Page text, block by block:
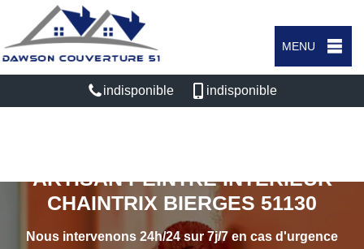
MENU
indisponible indisponible
ARTISAN PEINTRE INTÉRIEUR
CHAINTRIX BIERGES 51130
Nous intervenons 24h/24 sur 7j/7 en cas d'urgence